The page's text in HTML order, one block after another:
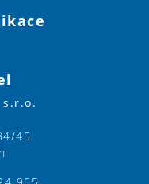
s.r.o.
45